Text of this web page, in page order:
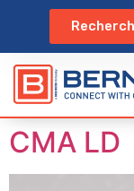
CMA LD